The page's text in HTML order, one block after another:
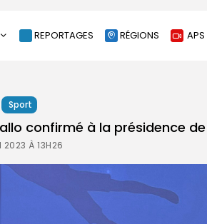
REPORTAGES RÉGIONS
Sport
confirmé à la présidence de
2023 À 13H26